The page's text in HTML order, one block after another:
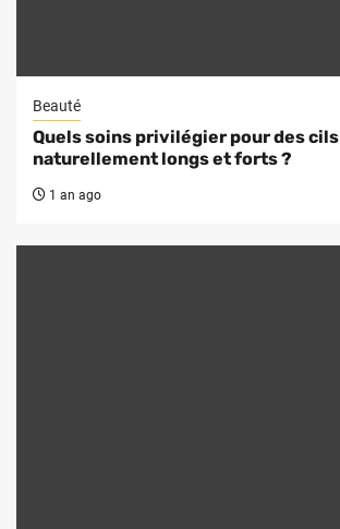
Beauté
Quels soins privilégier pour des cils
naturellement longs et forts ?
1 an ago